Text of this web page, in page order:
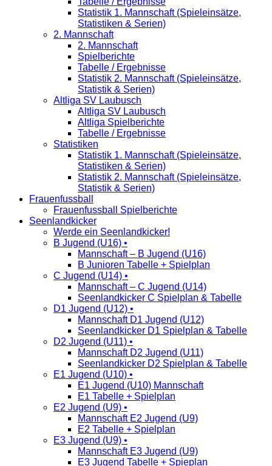
Statistik 1. Mannschaft (Spieleinsätze,
Statistiken & Serien)
2. Mannschaft
2. Mannschaft
Spielberichte
Tabelle / Ergebnisse
Statistik 2. Mannschaft (Spieleinsätze,
Statistik & Serien)
Altliga SV Laubusch
Altliga SV Laubusch
Altliga Spielberichte
Tabelle / Ergebnisse
Statistiken
Statistik 1. Mannschaft (Spieleinsätze,
Statistiken & Serien)
Statistik 2. Mannschaft (Spieleinsätze,
Statistik & Serien)
Frauenfussball
Frauenfussball Spielberichte
Seenlandkicker
Werde ein Seenlandkicker!
B Jugend (U16) •
Mannschaft – B Jugend (U16)
B Junioren Tabelle + Spielplan
C Jugend (U14) •
Mannschaft – C Jugend (U14)
Seenlandkicker C Spielplan & Tabelle
D1 Jugend (U12) •
Mannschaft D1 Jugend (U12)
Seenlandkicker D1 Spielplan & Tabelle
D2 Jugend (U11) •
Mannschaft D2 Jugend (U11)
Seenlandkicker D2 Spielplan & Tabelle
E1 Jugend (U10) •
E1 Jugend (U10) Mannschaft
E1 Tabelle + Spielplan
E2 Jugend (U9) •
Mannschaft E2 Jugend (U9)
E2 Tabelle + Spielplan
E3 Jugend (U9) •
Mannschaft E3 Jugend (U9)
E3 Jugend Tabelle + Spieplan